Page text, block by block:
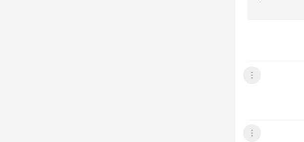
عرض القائمة
عرض القائمة